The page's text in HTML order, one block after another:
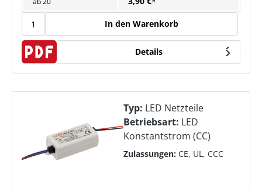
In den Warenkorb
Details
Typ: LED Netzteile
Betriebsart: LED
Konstantstrom (CC)
Zulassungen: CE, UL, CCC